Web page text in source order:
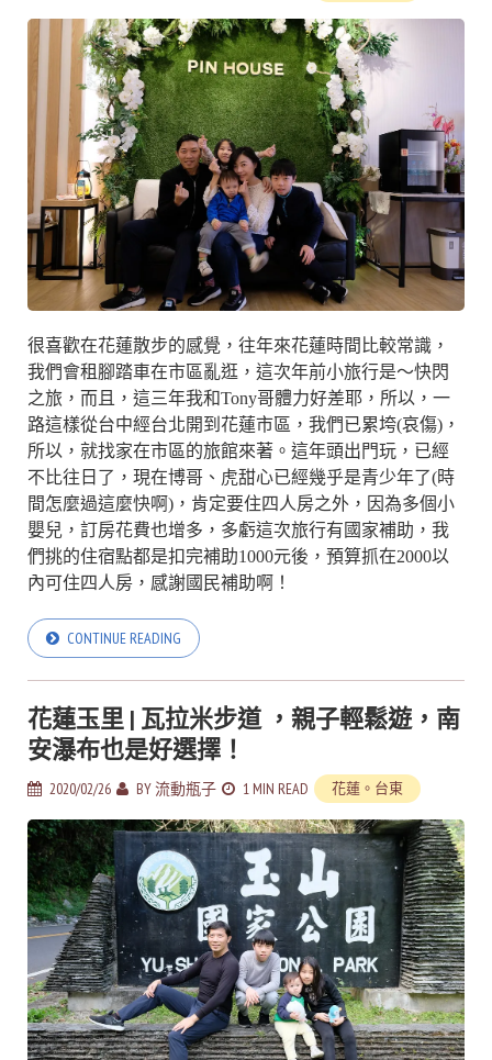
很喜歡在花蓮散步的感覺，往年來花蓮時間比較常識，
我們會租腳踏車在市區亂逛，這次年前小旅行是～快閃
之旅，而且，這三年我和Tony哥體力好差耶，所以，一
路這樣從台中經台北開到花蓮市區，我們已累垮(哀傷)，
所以，就找家在市區的旅館來著。這年頭出門玩，已經
不比往日了，現在博哥、虎甜心已經幾乎是青少年了(時
間怎麼過這麼快啊)，肯定要住四人房之外，因為多個小
嬰兒，訂房花費也增多，多虧這次旅行有國家補助，我
們挑的住宿點都是扣完補助1000元後，預算抓在2000以
內可住四人房，感謝國民補助啊！
CONTINUE READING
花蓮玉里 | 瓦拉米步道 ，親子輕鬆遊，南
安瀑布也是好選擇！
2020/02/26 BY流動瓶子 1 MIN READ 花蓮。台東